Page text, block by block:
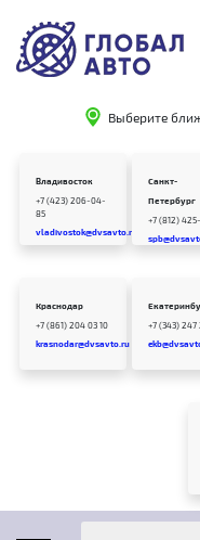
Выберите
Владивосток
+7 (423) 206-04-
85
vladivostok@dvsavto.ru
Санкт-
Петербург
+7 (812)
Краснодар
+7 (861) 204 03 10
krasnodar@dvsavto.ru
+7 (343)